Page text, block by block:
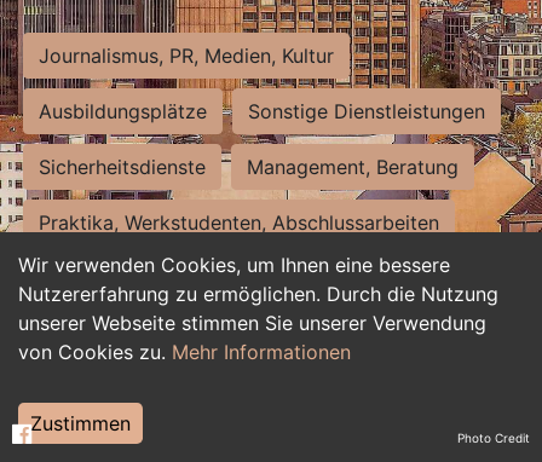
Wir verwenden Cookies, um Ihnen eine bessere
Nutzererfahrung zu ermöglichen. Durch die Nutzung
unserer Webseite stimmen Sie unserer Verwendung
von Cookies zu. Mehr Informationen
Zustimmen
Journalismus, PR, Medien, Kultur
Ausbildungsplätze Sonstige Dienstleistungen
Sicherheitsdienste Management, Beratung
Praktika, Werkstudenten, Abschlussarbeiten
Personalwesen Assistenz, Sekretariat
Hilfskräfte, Aushilfs- und Nebenjobs
Weiterbildung, Studium, duale Ausbildung Photo Credit